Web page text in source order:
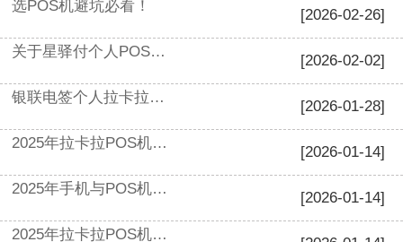
[2026-02-26]
选POS机避坑必看！
[2026-02-02]
关于星驿付个人POS机免费领取的正确方式
[2026-01-28]
银联电签个人拉卡拉POS机费率解析，了解POS机手续费率
[2026-01-14]
2025年拉卡拉POS机怎么操作步骤（拉卡拉pos机怎么用法）
[2026-01-14]
2025年手机与POS机连不上怎么办（为什么手机和pos机连接不上）
2025年拉卡拉POS机停机了（拉卡拉pos机长时间不用）